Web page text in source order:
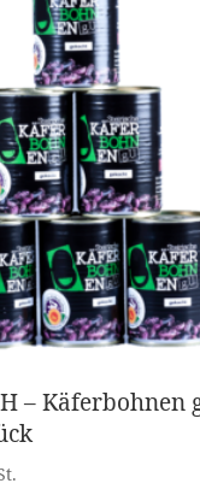
– Käferbohnen